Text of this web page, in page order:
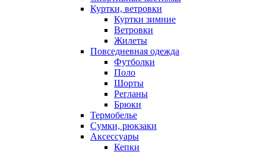
Куртки, ветровки
Куртки зимние
Ветровки
Жилеты
Повседневная одежда
Футболки
Поло
Шорты
Регланы
Брюки
Термобелье
Сумки, рюкзаки
Аксессуары
Кепки